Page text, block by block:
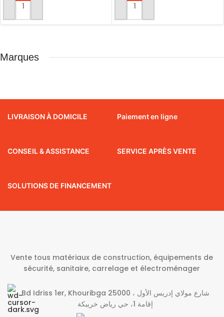
AJOUTER AU PANIER AJOUTER AU PANIER
Marques
LIVRAISON À DOMICILE Paiement en ligne
CONSEIL & ASSISTANCE SERVICE APRÈS VENTE
SOLUTIONS DE FINANCEMENT
Vente tous matériaux de construction, équipements de
sécurité, sanitaire, carrelage et électroménager
Bd Idriss 1er, Khouribga 25000 شارع مولاي إدريس الأول ،
إقامة 1، حي رياض خريبكة